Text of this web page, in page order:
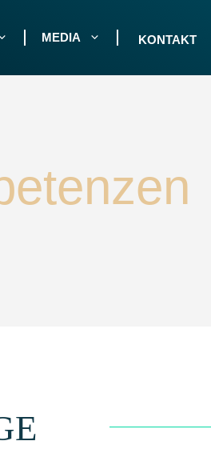
MEDIA KONTAKT